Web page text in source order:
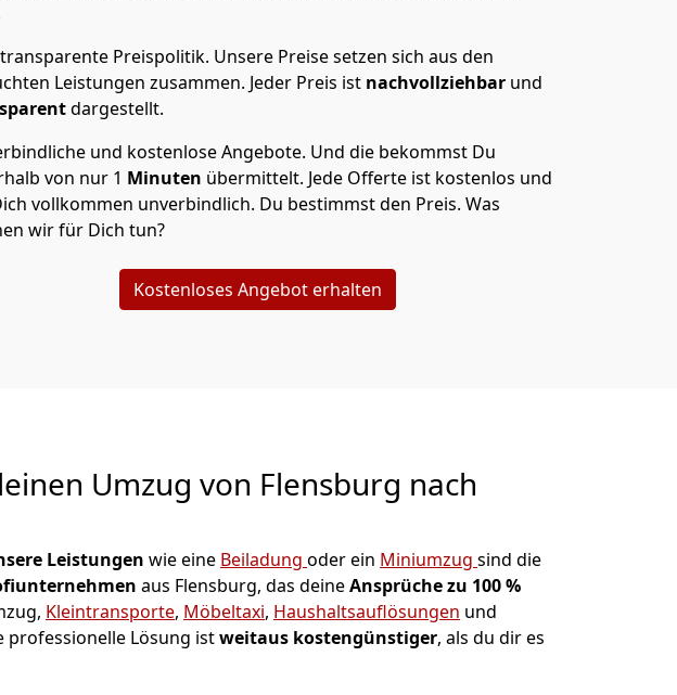
Preispolitik. Unsere Preise setzen sich aus den
Leistungen zusammen. Jeder Preis ist nachvollziehbar und
dargestellt.
und kostenlose Angebote. Und die bekommst Du
von nur 1 Minuten übermittelt. Jede Offerte ist kostenlos und
vollkommen unverbindlich. Du bestimmst den Preis. Was
wir für Dich tun?
Kostenloses Angebot erhalten
Umzug von Flensburg nach
Leistungen wie eine Beiladung oder ein Miniumzug sind die
aus Flensburg, das deineAnsprüche zu 100 %
Kleintransporte, Möbeltaxi, Haushaltsauflösungen und
professionelle Lösung istweitaus kostengünstiger, als du dir es